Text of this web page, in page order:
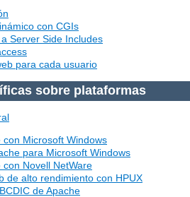
con CGIs
Server Side Includes
para cada usuario
sobre plataformas
con Microsoft Windows
para Microsoft Windows
con Novell NetWare
de alto rendimiento con HPUX
de Apache